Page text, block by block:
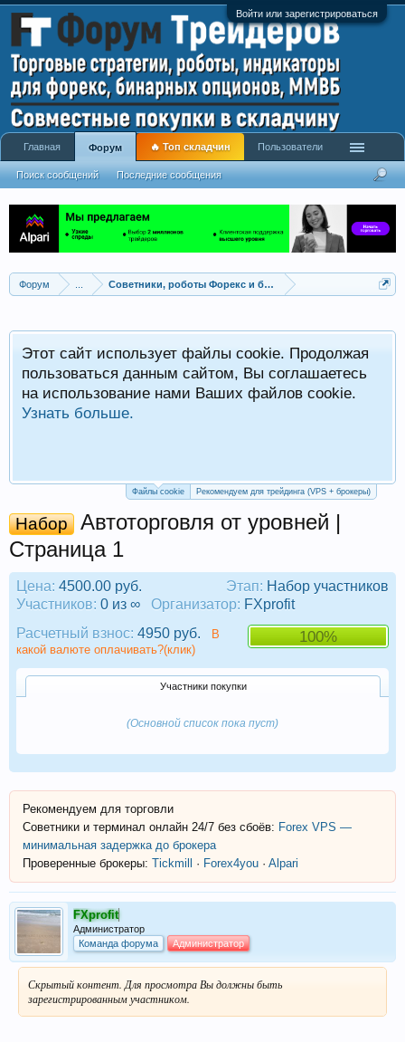
Войти или зарегистрироваться
Форум Советники, роботы Форекс и бинарных опционов
Этот сайт использует файлы cookie. Продолжая
пользоваться данным сайтом, Вы соглашаетесь
на использование нами Ваших файлов cookie.
Узнать больше.
Файлы cookie Рекомендуем для трейдинга (VPS + брокеры)
Набор
Автоторговля от уровней |
Страница 1
Этап: Набор участников
Цена: 4500.00 руб.
Участников: 0 из ∞ Организатор: FXprofit
100%
Расчетный взнос: 4950 руб.
В
какой валюте оплачивать?(клик)
Участники покупки
(Основной список пока пуст)
Рекомендуем для торговли
Советники и терминал онлайн 24/7 без сбоёв: Forex VPS —
минимальная задержка до брокера
Проверенные брокеры: Tickmill · Forex4you · Alpari
FXprofit
Администратор
Команда форума
Администратор
Скрытый контент. Для просмотра Вы должны быть
зарегистрированным участником.
Главная Форум
Поиск сообщений Последние сообщения
🔥 Топ складчин Пользователи